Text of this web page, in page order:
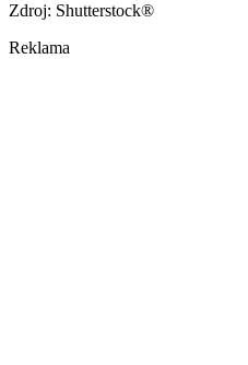
Zdroj: Shutterstock®
Reklama